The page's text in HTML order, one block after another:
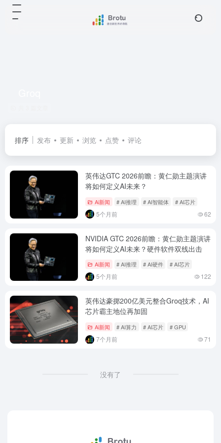
排序 发布 更新 浏览 点赞 评论
英伟达GTC 2026前瞻：黄仁勋主题演讲
将如何定义AI未来？
Ai新闻 # AI推理 # AI智能体 # AI芯片
5个月前 62
NVIDIA GTC 2026前瞻：黄仁勋主题演讲
将如何定义AI未来？硬件软件双线出击
Ai新闻 # AI推理 # AI硬件 # AI芯片
5个月前 122
英伟达豪掷200亿美元整合Groq技术，AI
芯片霸主地位再加固
Ai新闻 # AI算力 # AI芯片 # GPU
7个月前 71
没有了